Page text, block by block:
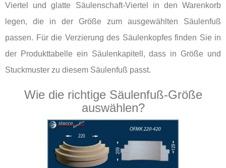
Viertel und glatte Säulenschaft-Viertel in den Warenkorb
legen, die in der Größe zum ausgewählten Säulenfuß
passen. Für die Verzierung des Säulenkopfes finden Sie in
der Produkttabelle ein Säulenkapitell, dass in Größe und
Stuckmuster zu diesem Säulenfuß passt.
Wie die richtige Säulenfuß-Größe
auswählen?